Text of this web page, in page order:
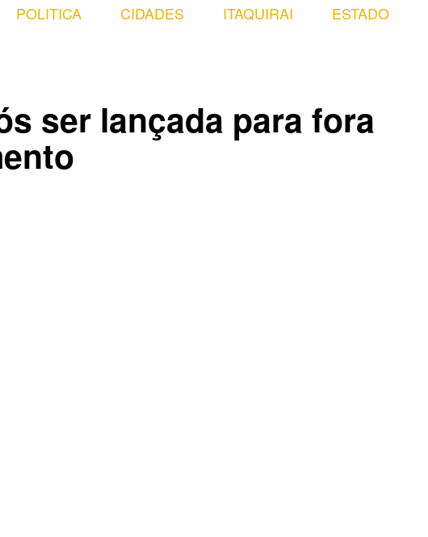
POLITICA CIDADES ITAQUIRAI ESTADO
ser lançada para fora